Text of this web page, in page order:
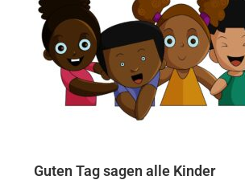
Guten Tag sagen alle Kinder